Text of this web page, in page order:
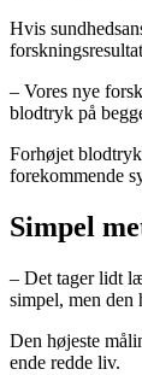
Hvis
– Vores nye
blodtryk på
Forhøjet
forekommende
Simpel
– Det tager lidt
simpel, men
Den højeste
ende redde liv.